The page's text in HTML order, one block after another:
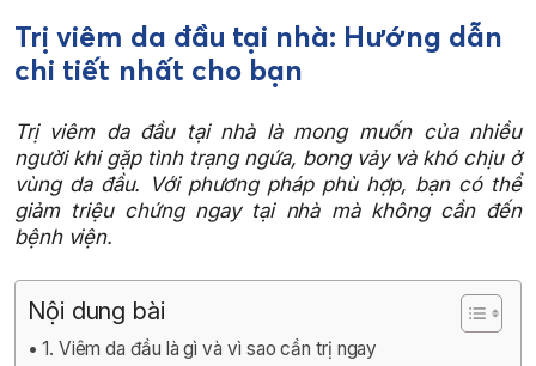
Trị viêm da đầu tại nhà: Hướng dẫn
chi tiết nhất cho bạn
Trị viêm da đầu tại nhà là mong muốn của nhiều
người khi gặp tình trạng ngứa, bong vảy và khó chịu ở
vùng da đầu. Với phương pháp phù hợp, bạn có thể
giảm triệu chứng ngay tại nhà mà không cần đến
bệnh viện.
Nội dung bài
1. Viêm da đầu là gì và vì sao cần trị ngay